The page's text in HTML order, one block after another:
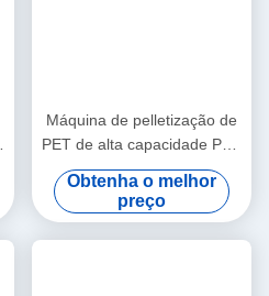
Máquina de pelletização de
PET de alta capacidade PVC
reciclar extrusora de
parafuso duplo Linha de
pelletização de fios de
lavagem de água
Obtenha o melhor
preço